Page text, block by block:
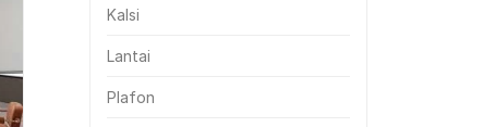
Kalsi
Lantai
Plafon